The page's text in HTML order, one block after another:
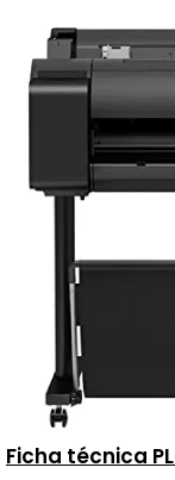
Ficha técnica